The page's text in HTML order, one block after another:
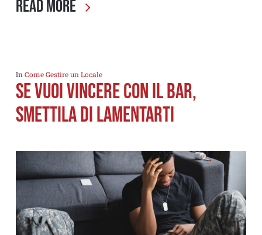
Read More
InCome Gestire un Locale
SE VUOI VINCERE CON IL BAR,
SMETTILA DI LAMENTARTI